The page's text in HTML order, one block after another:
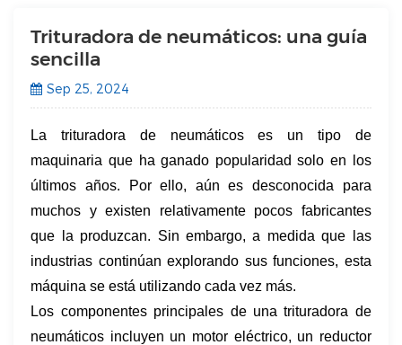
Trituradora de neumáticos: una guía
sencilla
Sep 25, 2024
La trituradora de neumáticos es un tipo de
maquinaria que ha ganado popularidad solo en los
últimos años. Por ello, aún es desconocida para
muchos y existen relativamente pocos fabricantes
que la produzcan. Sin embargo, a medida que las
industrias continúan explorando sus funciones, esta
máquina se está utilizando cada vez más.
Los componentes principales de una trituradora de
neumáticos incluyen un motor eléctrico, un reductor